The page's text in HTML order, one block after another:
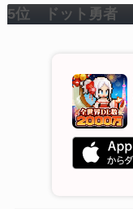
5位 ドット勇者